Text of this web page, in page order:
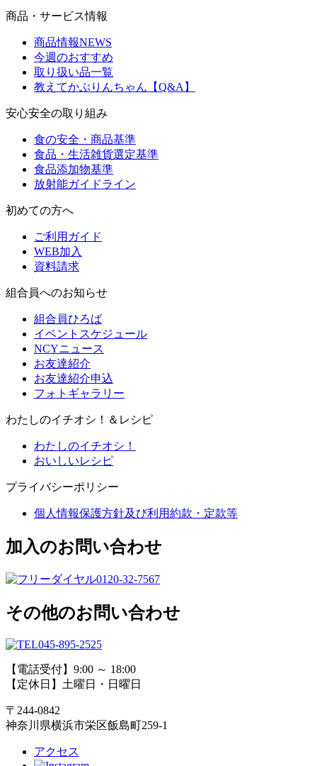
商品・サービス情報
商品情報NEWS
今週のおすすめ
取り扱い品一覧
教えてかぶりんちゃん【Q&A】
安心安全の取り組み
食の安全・商品基準
食品・生活雑貨選定基準
食品添加物基準
放射能ガイドライン
初めての方へ
ご利用ガイド
WEB加入
資料請求
組合員へのお知らせ
組合員ひろば
イベントスケジュール
NCYニュース
お友達紹介
お友達紹介申込
フォトギャラリー
わたしのイチオシ！＆レシピ
わたしのイチオシ！
おいしいレシピ
プライバシーポリシー
個人情報保護方針及び利用約款・定款等
加入のお問い合わせ
0120-32-7567
その他のお問い合わせ
045-895-2525
【電話受付】9:00 ～ 18:00
【定休日】土曜日・日曜日
〒244-0842
神奈川県横浜市栄区飯島町259-1
アクセス